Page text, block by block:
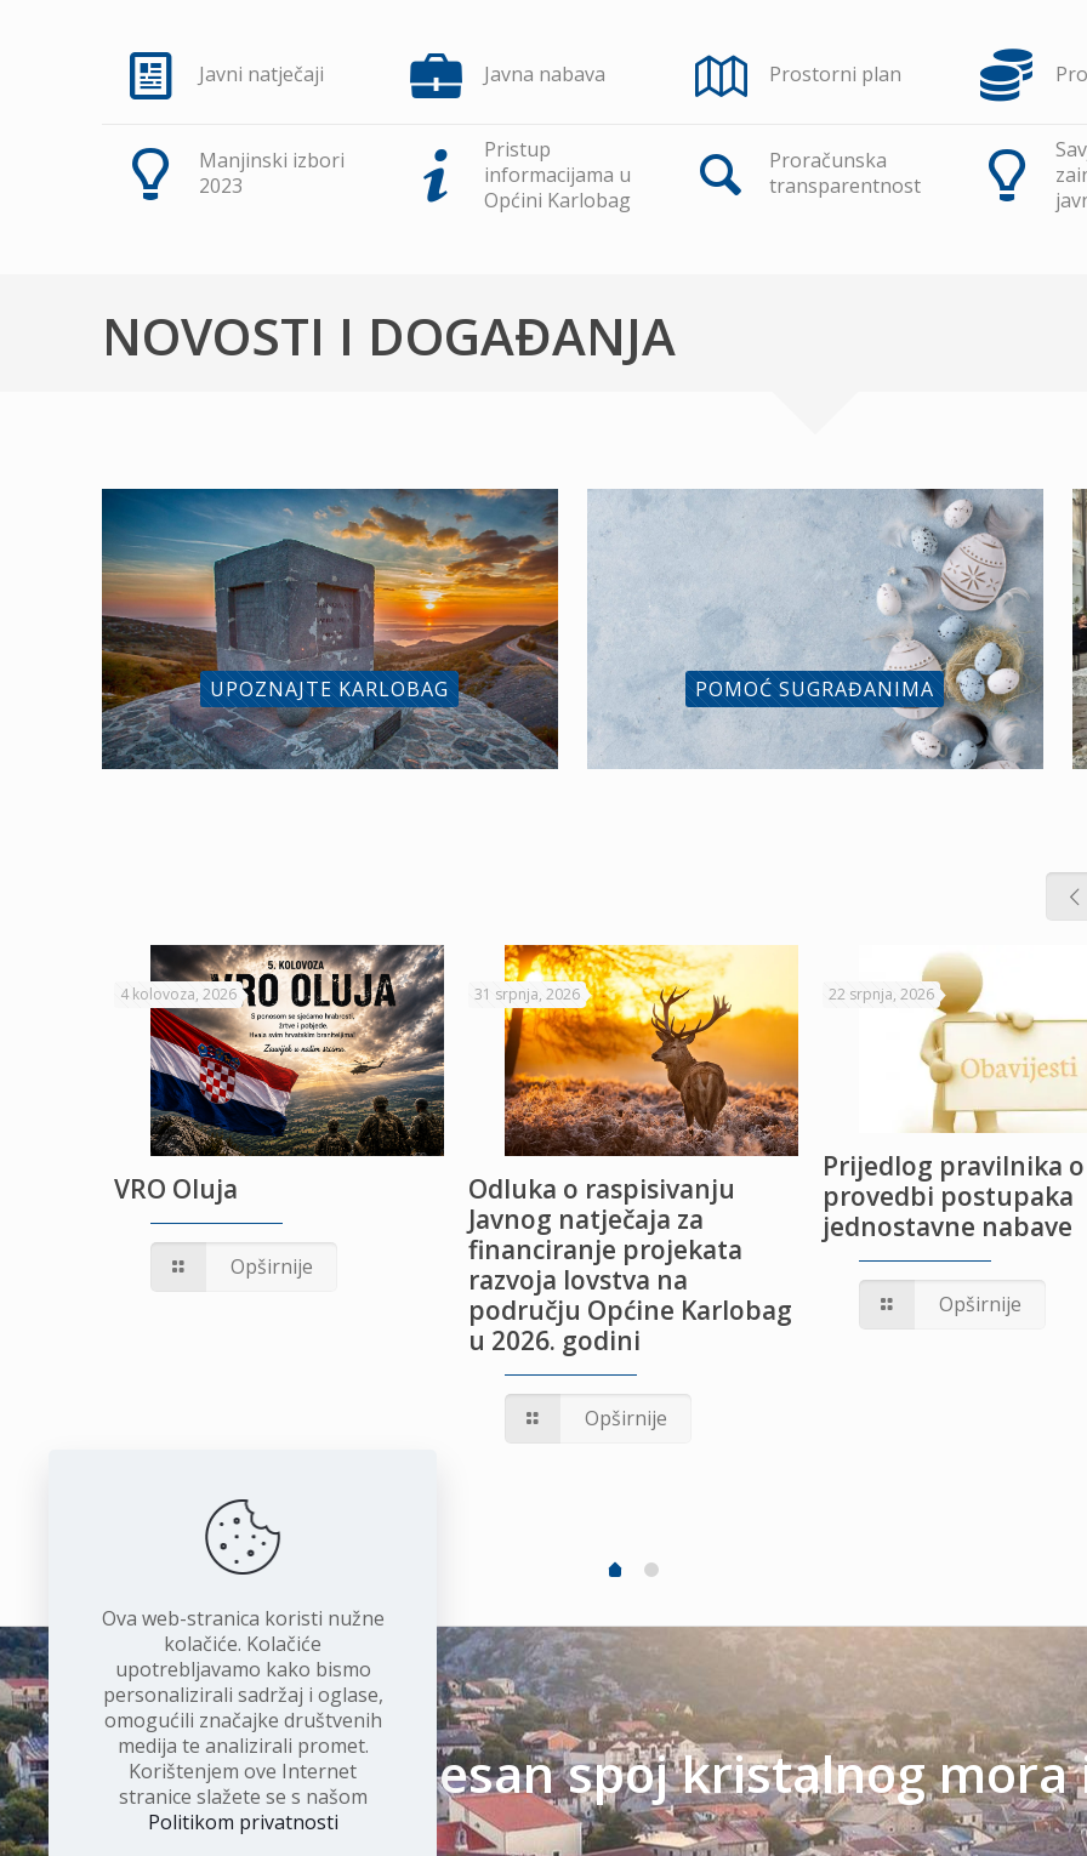
Javni natječaji Javna nabava Prostorni plan
Manjinski izbori
2023
Pristup
informacijama u
Općini Karlobag
Proračunska
transparentnost
NOVOSTI I DOGAĐANJA
UPOZNAJTE KARLOBAG POMOĆ SUGRAĐANIMA
4 kolovoza, 2026
VRO Oluja
Opširnije
31 srpnja, 2026
Odluka o raspisivanju
Javnog natječaja za
financiranje projekata
razvoja lovstva na
području Općine Karlobag
u 2026. godini
Opširnije
22 srpnja, 2026
Prijedlog pravilnika o
provedbi postupaka
jednostavne nabave
Opširnije
Čudesan spoj kristalnog
Ova web-stranica koristi nužne
kolačiće. Kolačiće
upotrebljavamo kako bismo
personalizirali sadržaj i oglase,
omogućili značajke društvenih
medija te analizirali promet.
Korištenjem ove Internet
stranice slažete se s našom
Politikom privatnosti